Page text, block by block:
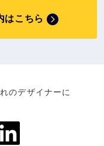
はこちら
のデザイナーに